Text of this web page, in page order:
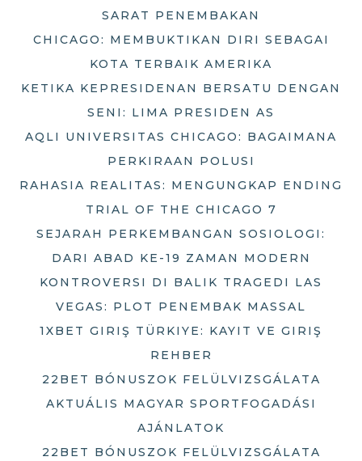
SARAT PENEMBAKAN
CHICAGO: MEMBUKTIKAN DIRI SEBAGAI
KOTA TERBAIK AMERIKA
KETIKA KEPRESIDENAN BERSATU DENGAN
SENI: LIMA PRESIDEN AS
AQLI UNIVERSITAS CHICAGO: BAGAIMANA
PERKIRAAN POLUSI
RAHASIA REALITAS: MENGUNGKAP ENDING
TRIAL OF THE CHICAGO 7
SEJARAH PERKEMBANGAN SOSIOLOGI:
DARI ABAD KE-19 ZAMAN MODERN
KONTROVERSI DI BALIK TRAGEDI LAS
VEGAS: PLOT PENEMBAK MASSAL
1XBET GIRIŞ TÜRKIYE: KAYIT VE GIRIŞ
REHBER
22BET BÓNUSZOK FELÜLVIZSGÁLATA
AKTUÁLIS MAGYAR SPORTFOGADÁSI
AJÁNLATOK
22BET BÓNUSZOK FELÜLVIZSGÁLATA